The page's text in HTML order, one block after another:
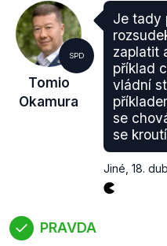
veřejnoprávní televize,
reagovat, není správné
prostor k osobnímu
bránit."
Okamura tedy korektně
adresu vyhlašování
problematická část je
televize neuhlídala
diskuzi. Šlo o živé
mohla ČT zasáhnout
možnosti přenos
dohledatelný žádný
měla tušení, s jakým
SPD
Tomio
Okamura
Je tady
zaplatit
příklad
vládní
se
se
Jiné 18.
PRAVDA